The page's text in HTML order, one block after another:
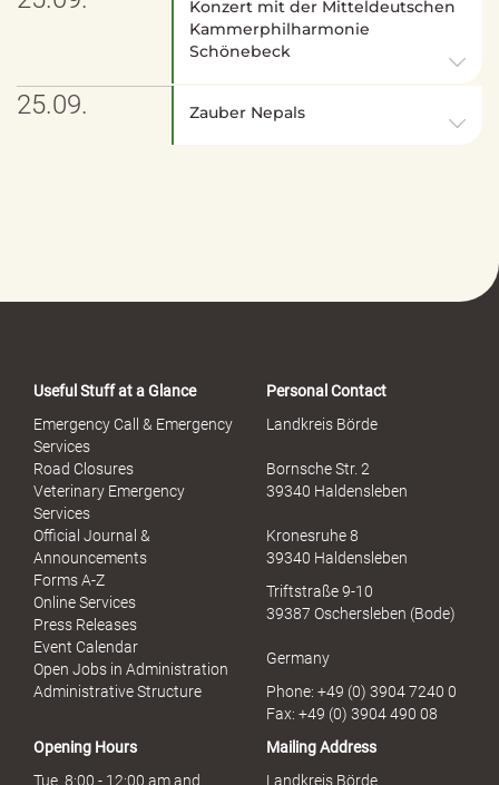
Konzert mit der Mitteldeutschen
Kammerphilharmonie
Schönebeck
25.09. Zauber Nepals
Useful Stuff at a Glance
Emergency Call & Emergency
Services
Road Closures
Veterinary Emergency
Services
Official Journal &
Announcements
Forms A-Z
Online Services
Press Releases
Event Calendar
Open Jobs in Administration
Administrative Structure
Personal Contact
Landkreis Börde
Bornsche Str. 2
39340 Haldensleben
Kronesruhe 8
39340 Haldensleben
Triftstraße 9-10
39387 Oschersleben (Bode)
Germany
Phone: +49 (0) 3904 7240 0
Fax: +49 (0) 3904 490 08
Opening Hours
Tue. 8:00 - 12:00 am and
Mailing Address
Landkreis Börde